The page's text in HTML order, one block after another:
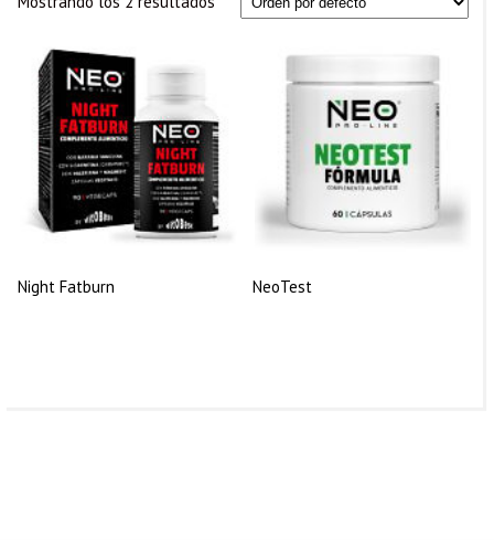
Night Fatburn NeoTest